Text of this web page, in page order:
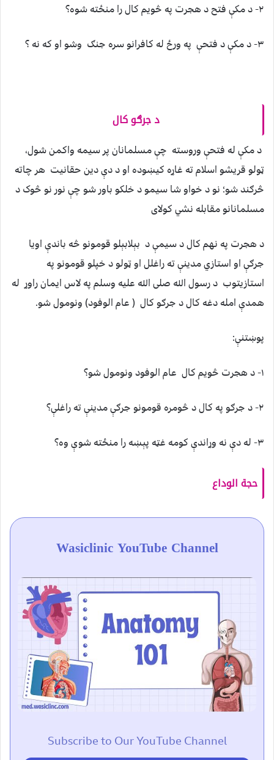
۲- د مکې فتح د هجرت په څويم کال را منځته شوه؟
۳- د مکې د فتحې په ورځ له کافرانو سره جنګ وشو او که نه ؟
د جرګو کال
د مکې له فتحې وروسته چې مسلمانان پر سيمه واکمن شول،
ټولو قريشو اسلام ته غاړه کيښوده او د دې دين حقانيت هر چاته
څرګند شو؛ نو د خواو شا سيمو د خلکو باور شو چې نور نو څوک د
مسلمانانو مقابله نشي کولای
د هجرت په نهم کال د سيمې د بېلابېلو قومونو څه باندې اويا
جرګې او استازي مدينې ته راغلل او ټولو د خپلو قومونو په
استازيتوب د رسول الله صلی الله عليه وسلم په لاس ايمان راوړ له
همدې امله دغه کال د جرګو کال ( عام الوفود) ونومول شو.
پوښتنې:
۱- د هجرت څويم کال عام الوفود ونومول شو؟
۲- د جرګو په کال د څومره قومونو جرګې مدينې ته راغلې؟
۳- له دې نه وړاندې کومه غټه پېښه را منځته شوې وه؟
حجة الوداع
Wasiclinic YouTube Channel
Subscribe to Our YouTube Channel